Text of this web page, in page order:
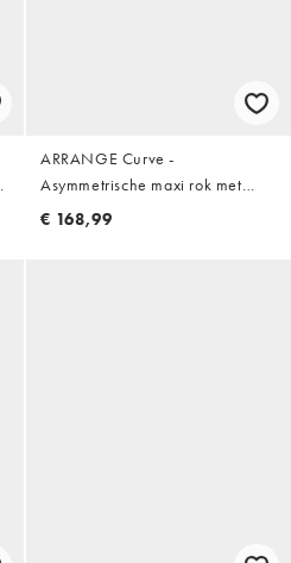
ARRANGE Curve -
Asymmetrische maxi rok met
franjes en textuur in rood
€ 168,99